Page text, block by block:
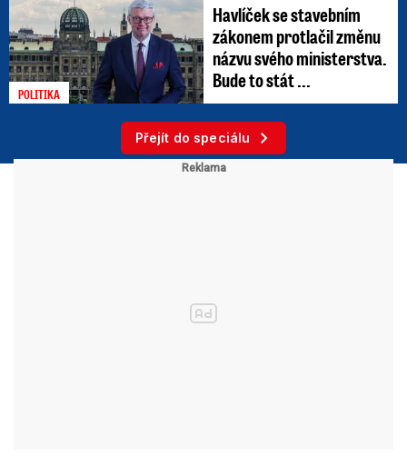
POLITIKA
Havlíček se stavebním
zákonem protlačil změnu
názvu svého ministerstva.
Bude to stát ...
Přejít do speciálu